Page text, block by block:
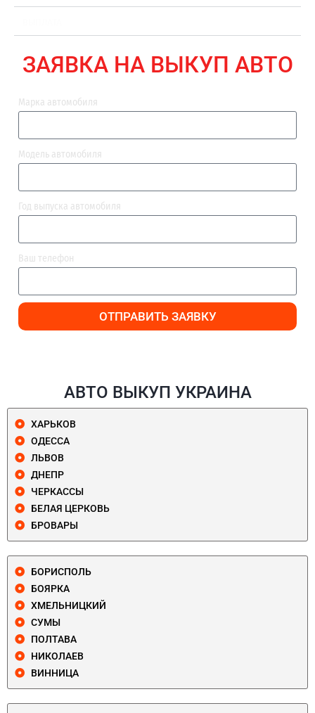
ЗАЯВКА НА ВЫКУП АВТО
Марка автомобиля
Модель автомобиля
Год выпуска автомобиля
Ваш телефон
ОТПРАВИТЬ ЗАЯВКУ
АВТО ВЫКУП УКРАИНА
ХАРЬКОВ
ОДЕССА
ЛЬВОВ
ДНЕПР
ЧЕРКАССЫ
БЕЛАЯ ЦЕРКОВЬ
БРОВАРЫ
БОРИСПОЛЬ
БОЯРКА
ХМЕЛЬНИЦКИЙ
СУМЫ
ПОЛТАВА
НИКОЛАЕВ
ВИННИЦА